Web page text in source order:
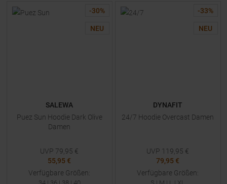
-30%
NEU
SALEWA
Puez Sun Hoodie Dark Olive
Damen
UVP 79,95 €
55,95 €
Verfügbare Größen:
-33%
NEU
DYNAFIT
24/7 Hoodie Overcast Damen
UVP 119,95 €
79,95 €
Verfügbare Größen: